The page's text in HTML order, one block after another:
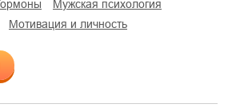
гормоны
мужская психология
мотивация и личность